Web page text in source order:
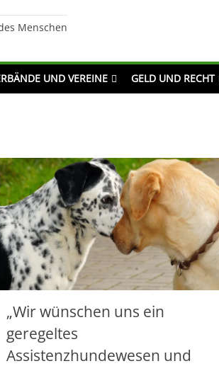
Menschen
UND VEREINE GELD UND RECHT
„Wir wünschen uns ein
geregeltes
Assistenzhundewesen und